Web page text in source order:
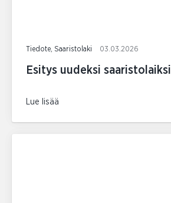
Tiedote, Saaristolaki 03.03.2026
Esitys uudeksi
Lue lisää